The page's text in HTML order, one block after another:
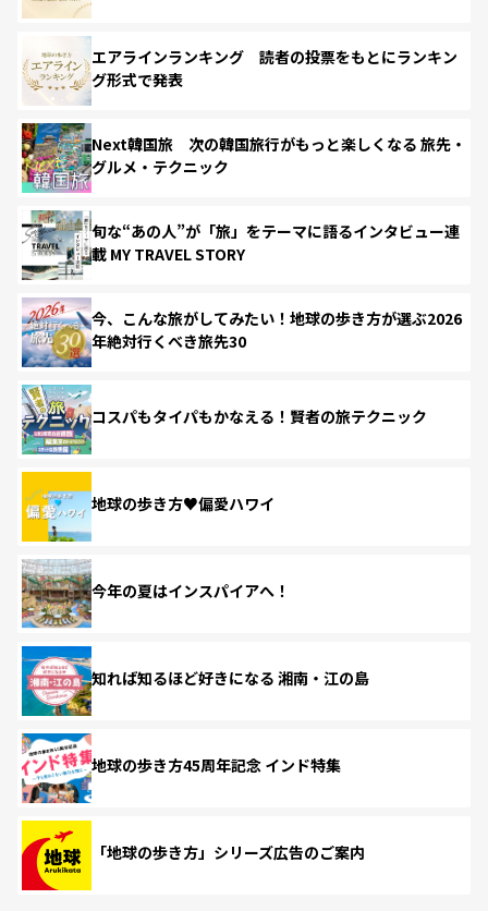
エアラインランキング 読者の投票をもとにランキン
グ形式で発表
Next韓国旅 次の韓国旅行がもっと楽しくなる 旅先・
グルメ・テクニック
旬な“あの人”が「旅」をテーマに語るインタビュー連
載 MY TRAVEL STORY
今、こんな旅がしてみたい！地球の歩き方が選ぶ2026
年絶対行くべき旅先30
コスパもタイパもかなえる！賢者の旅テクニック
地球の歩き方♥偏愛ハワイ
今年の夏はインスパイアへ！
知れば知るほど好きになる 湘南・江の島
地球の歩き方45周年記念 インド特集
「地球の歩き方」シリーズ広告のご案内